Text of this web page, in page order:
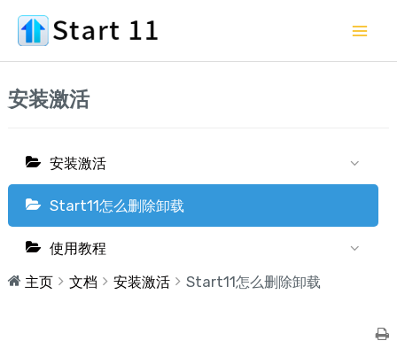
内
容安装激活
安装激活
Start11怎么删除卸载
使用教程
主页
文档 安装激活 Start11怎么删除卸载